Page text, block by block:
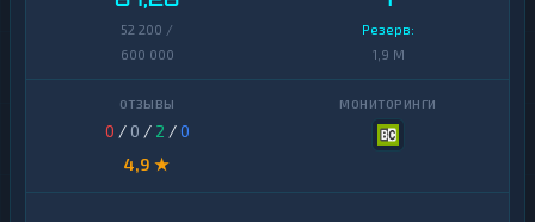
52 200 /
600 000
Резерв:
1,9 M
0 / 0 / 2 /0
4,9 ★